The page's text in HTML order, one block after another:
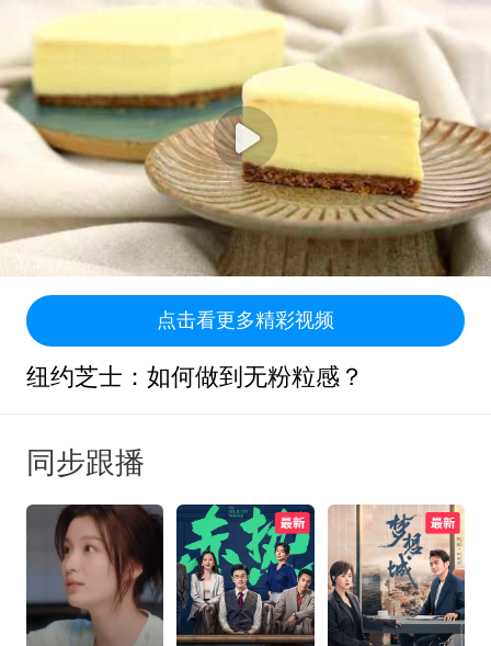
点击看更多精彩视频
纽约芝士：如何做到无粉粒感？
同步跟播